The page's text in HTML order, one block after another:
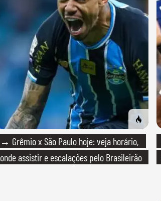
→ Grêmio x São Paulo hoje: veja horário,
onde assistir e escalações pelo Brasileirão